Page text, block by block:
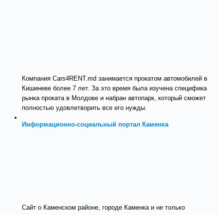
Компания Cars4RENT.md занимается прокатом автомобилей в
Кишиневе более 7 лет. За это время была изучена специфика
рынка проката в Молдове и набран автопарк, который сможет
полностью удовлетворить все его нужды.
Информационно-социальный портал Каменка
Сайт о Каменском районе, городе Каменка и не только